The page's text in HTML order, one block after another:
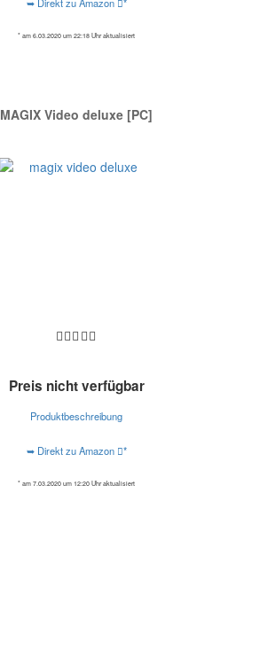
* am 6.03.2020 um 22:18 Uhr aktualisiert
MAGIX Video deluxe [PC]
Preis nicht verfügbar
Produktbeschreibung
➥ Direkt zu Amazon *
* am 7.03.2020 um 12:20 Uhr aktualisiert